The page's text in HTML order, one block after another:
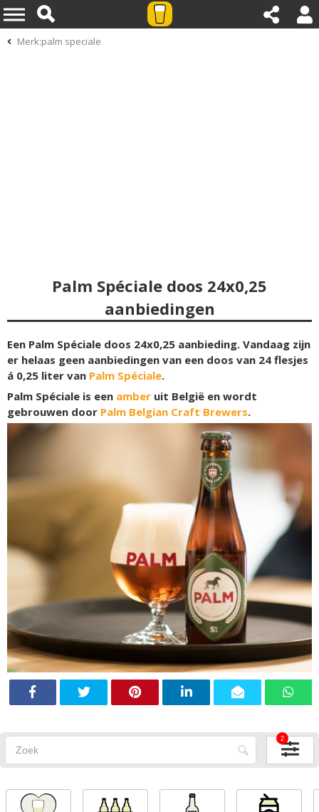
Merk:palm speciale
Palm Spéciale doos 24x0,25
aanbiedingen
Een Palm Spéciale doos 24x0,25 aanbieding. Vandaag zijn
er helaas geen aanbiedingen van een doos van 24 flesjes
á 0,25 liter van Palm Spéciale.
Palm Spéciale is een amber uit België en wordt
gebrouwen door Palm Belgian Craft Brewers.
2